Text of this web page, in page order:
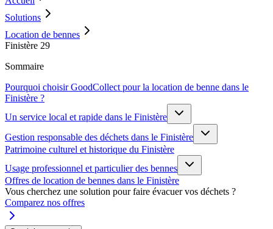
Solutions
Location de bennes
Finistère 29
Sommaire
Pourquoi choisir GoodCollect pour la location de benne dans le
Finistère ?
Un service local et rapide dans le Finistère
Gestion responsable des déchets dans le Finistère
Patrimoine culturel et historique du Finistère
Usage professionnel et particulier des bennes
Offres de location de bennes dans le Finistère
Vous cherchez une solution pour faire évacuer vos déchets ?
Comparez nos offres